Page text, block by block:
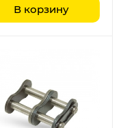
В корзину